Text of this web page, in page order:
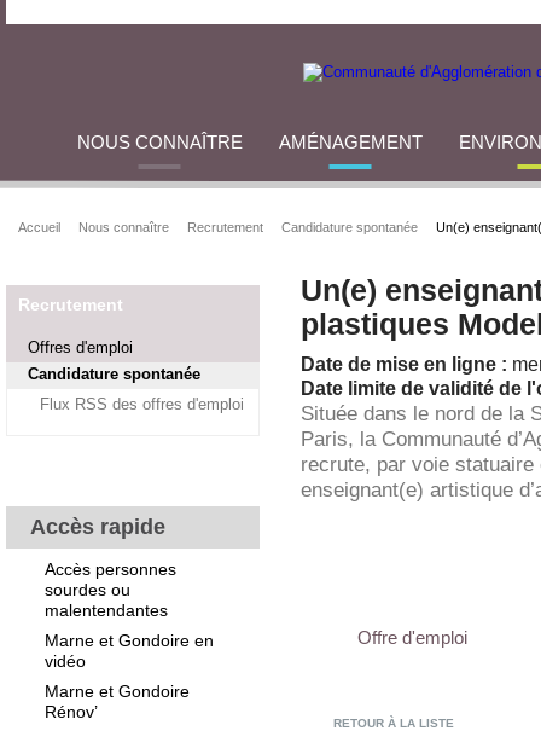
NOUS CONNAÎTRE AMÉNAGEMENT
Accueil Nous connaître Recrutement Candidature spontanée Un(e)
Recrutement
Offres d'emploi
Candidature spontanée
Flux RSS des offres d'emploi
Accès rapide
Accès personnes
sourdes ou
malentendantes
Marne et Gondoire en
vidéo
Marne et Gondoire
Rénov’
Un(e)
plastiques
Date de mise en ligne :
Date limite de validité de
Située dans le nord de la
Paris, la Communauté
recrute, par voie
enseignant(e) artistique
Offre d'emploi
RETOUR À LA LISTE